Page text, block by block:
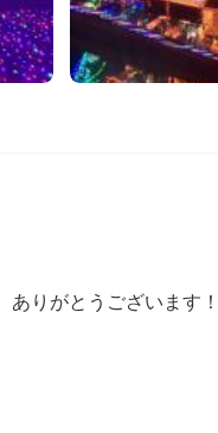
ありがとうございます